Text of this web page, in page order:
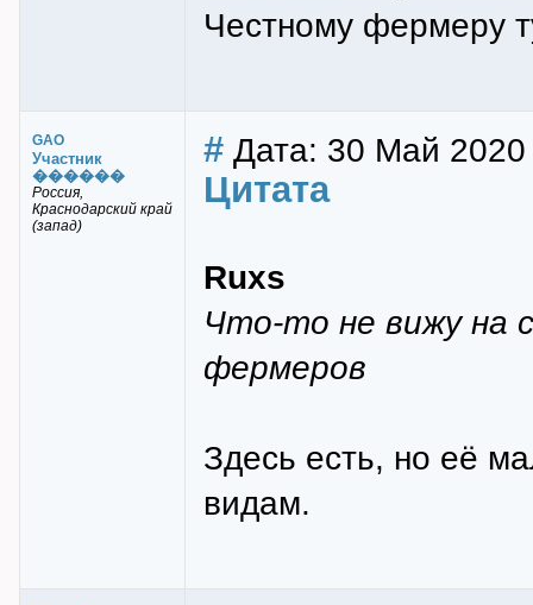
Честному фермеру
GAO
Участник
������
Россия,
Краснодарский край
(запад)
# Дата: 30 Май 2020
Цитата
Ruxs
Что-то не вижу на
фермеров
Здесь есть, но её
видам.